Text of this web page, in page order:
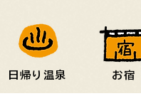
日帰り温泉 お宿